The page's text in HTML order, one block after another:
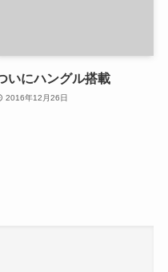
いにハングル搭載
2016年12月26日